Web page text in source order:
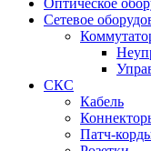
Оптическое
Сетевое
СКС
Кабель
Патч-